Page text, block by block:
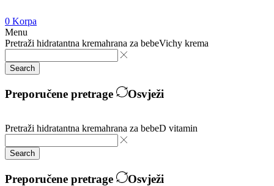
0 Korpa
Menu
Pretraži hidratantna kremahrana za bebeVichy krema
Search
Preporučene pretrage Osvježi
Pretraži hidratantna kremahrana za bebeD vitamin
Search
Preporučene pretrage
Osvježi